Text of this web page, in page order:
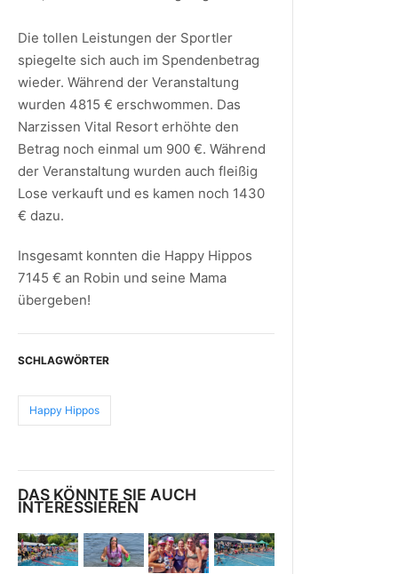
Die tollen Leistungen der Sportler
spiegelte sich auch im Spendenbetrag
wieder. Während der Veranstaltung
wurden 4815 € erschwommen. Das
Narzissen Vital Resort erhöhte den
Betrag noch einmal um 900 €. Während
der Veranstaltung wurden auch fleißig
Lose verkauft und es kamen noch 1430
€ dazu.
Insgesamt konnten die Happy Hippos
7145 € an Robin und seine Mama
übergeben!
SCHLAGWÖRTER
Happy Hippos
DAS KÖNNTE SIE AUCH
INTERESSIEREN